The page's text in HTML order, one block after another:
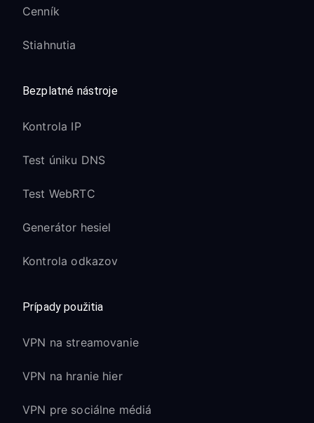
Cenník
Stiahnutia
Bezplatné nástroje
Kontrola IP
Test úniku DNS
Test WebRTC
Generátor hesiel
Kontrola odkazov
Prípady použitia
VPN na streamovanie
VPN na hranie hier
VPN pre sociálne médiá